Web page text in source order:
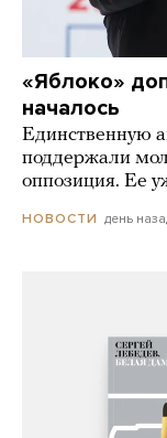
«Яблоко»
началось
Единственную
поддержали
оппозиция. Ее
НОВОСТИ день